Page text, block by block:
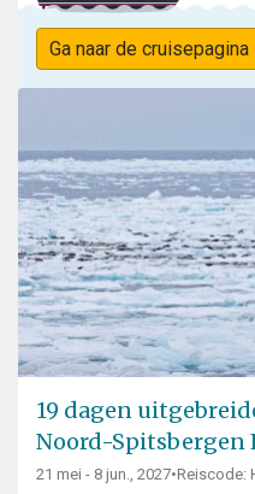
Ga naar de cruisepagina
19 dagen
Noord-Spitsbergen
21 mei - 8 jun., 2027•Reiscode: